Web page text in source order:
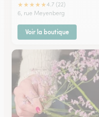
★★★★★4.7 (22)
6, rue Meyenberg
Voir la boutique